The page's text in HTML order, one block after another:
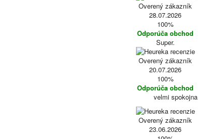
Overený zákazník
28.07.2026
100%
Odporúča obchod
Super.
Overený zákazník
20.07.2026
100%
Odporúča obchod
velmi spokojna
Overený zákazník
23.06.2026